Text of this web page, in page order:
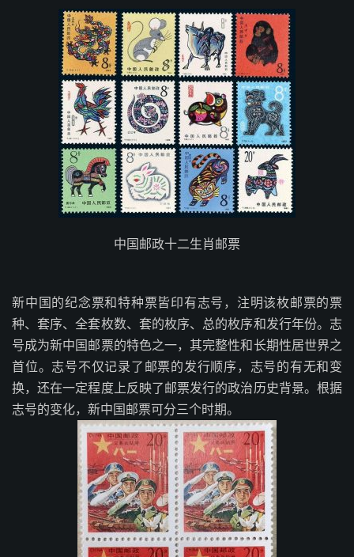
中国邮政十二生肖邮票
新中国的纪念票和特种票皆印有志号，注明该枚邮票的票
种、套序、全套枚数、套的枚序、总的枚序和发行年份。志
号成为新中国邮票的特色之一，其完整性和长期性居世界之
首位。志号不仅记录了邮票的发行顺序，志号的有无和变
换，还在一定程度上反映了邮票发行的政治历史背景。根据
志号的变化，新中国邮票可分三个时期。